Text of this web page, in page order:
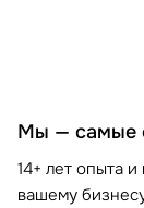
Мы — самые
14+ лет опыта
вашему